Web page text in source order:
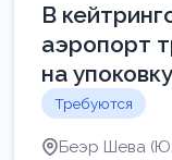
В
аэропорт
на
Требуются
Беэр Шева